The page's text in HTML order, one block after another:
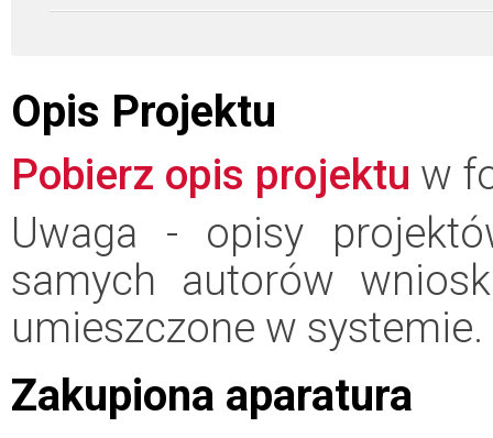
Opis Projektu
Pobierz opis projektu w
Uwaga - opisy
samych autorów
umieszczone w systemie.
Zakupiona aparatura